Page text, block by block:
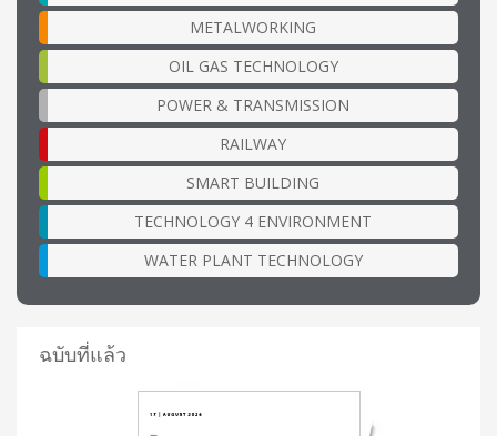
METALWORKING
OIL GAS TECHNOLOGY
POWER & TRANSMISSION
RAILWAY
SMART BUILDING
TECHNOLOGY 4 ENVIRONMENT
WATER PLANT TECHNOLOGY
ฉบับที่แล้ว